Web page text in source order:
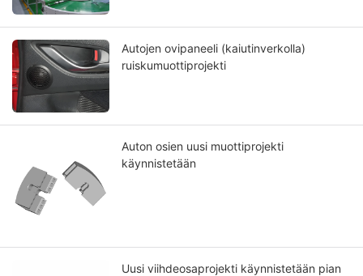
Autojen ovipaneeli (kaiutinverkolla)
ruiskumuottiprojekti
Auton osien uusi muottiprojekti
käynnistetään
Uusi viihdeosaprojekti käynnistetään pian